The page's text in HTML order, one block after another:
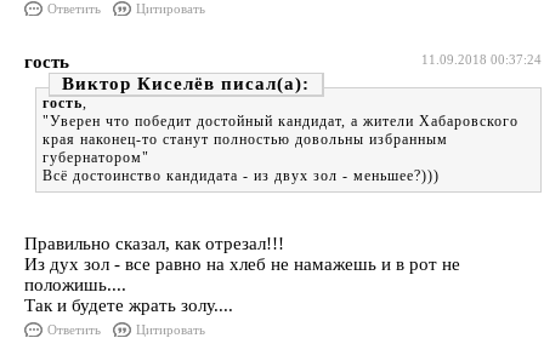
Ответить Цитировать
11.09.2018 00:37:24
гость
Виктор Киселёв
гость,
"Уверен что победит достойный кандидат, а жители Хабаровского
края наконец-то станут полностью довольны избранным
губернатором"
Всё достоинство кандидата - из двух зол - меньшее?)))
Правильно сказал, как отрезал!!!
Из дух зол - все равно на хлеб не намажешь и в рот не
положишь....
Так и будете жрать золу....
Ответить Цитировать